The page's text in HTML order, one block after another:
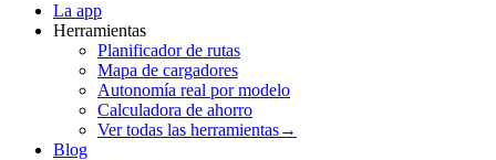
La app
Herramientas
Planificador de rutas
Mapa de cargadores
Autonomía real por modelo
Calculadora de ahorro
Ver todas las herramientas→
Blog